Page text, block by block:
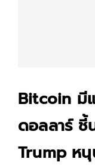
Bitcoin มี
ดอลลาร์ ชี้
Trump ห